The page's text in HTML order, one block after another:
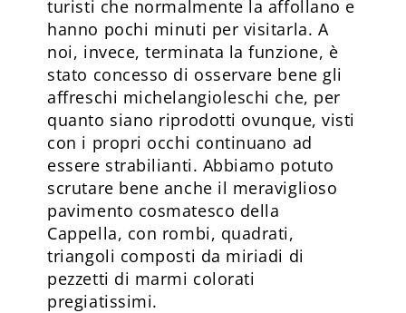
turisti che normalmente la affollano e
hanno pochi minuti per visitarla. A
noi, invece, terminata la funzione, è
stato concesso di osservare bene gli
affreschi michelangioleschi che, per
quanto siano riprodotti ovunque, visti
con i propri occhi continuano ad
essere strabilianti. Abbiamo potuto
scrutare bene anche il meraviglioso
pavimento cosmatesco della
Cappella, con rombi, quadrati,
triangoli composti da miriadi di
pezzetti di marmi colorati
pregiatissimi.